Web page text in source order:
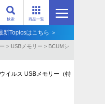
商品一覧
検索
新Topicsはこちら ＞
> USBメモリー > BCUMシ
イルス USBメモリー（特